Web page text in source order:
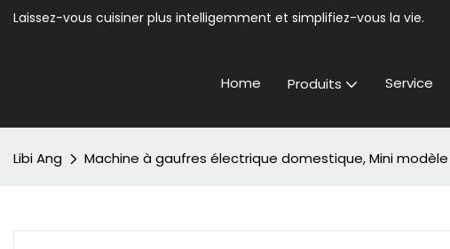
Laissez-vous cuisiner plus intelligemment et simplifiez-vous la vie.
Home Produits Service
Libi Ang Machine à gaufres électrique domestique, Mini